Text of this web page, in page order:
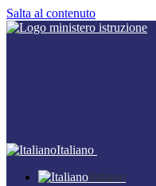
Salta al contenuto
Italiano
Italiano